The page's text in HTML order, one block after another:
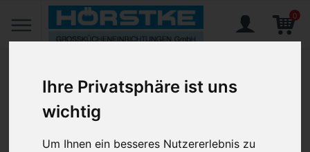
Ihre Privatsphäre ist uns
wichtig
Um Ihnen ein besseres Nutzererlebnis zu
0
Home Produkte
Atlantic, Obstmesser Monoblock 177 mm hochglänzend